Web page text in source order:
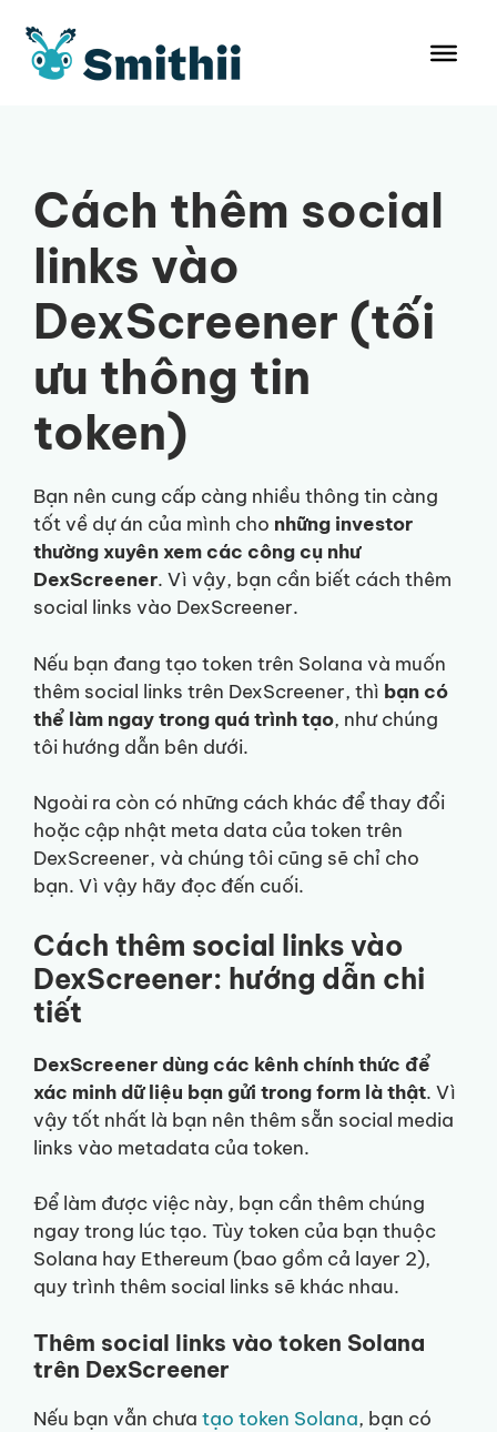
đến
Cách thêm social
links vào
DexScreener (tối
ưu thông tin
token)
Bạn nên cung cấp càng nhiều thông tin càng
tốt về dự án của mình cho những investor
thường xuyên xem các công cụ như
DexScreener. Vì vậy, bạn cần biết cách thêm
social links vào DexScreener.
Nếu bạn đang tạo token trên Solana và muốn
thêm social links trên DexScreener, thì bạn có
thể làm ngay trong quá trình tạo, như chúng
tôi hướng dẫn bên dưới.
Ngoài ra còn có những cách khác để thay đổi
hoặc cập nhật meta data của token trên
DexScreener, và chúng tôi cũng sẽ chỉ cho
bạn. Vì vậy hãy đọc đến cuối.
Cách thêm social links vào
DexScreener: hướng dẫn chi
tiết
DexScreener dùng các kênh chính thức để
xác minh dữ liệu bạn gửi trong form là thật. Vì
vậy tốt nhất là bạn nên thêm sẵn social media
links vào metadata của token.
Để làm được việc này, bạn cần thêm chúng
ngay trong lúc tạo. Tùy token của bạn thuộc
Solana hay Ethereum (bao gồm cả layer 2),
quy trình thêm social links sẽ khác nhau.
Thêm social links vào token Solana
trên DexScreener
Nếu bạn vẫn chưa tạo token Solana, bạn có